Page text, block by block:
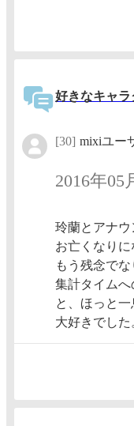
好きなキャラ
[30] mixiユー
2016年05
玲蘭とアナ
お亡くなりに
もう残念で
集計タイムへ
と、ほっと
大好きでした